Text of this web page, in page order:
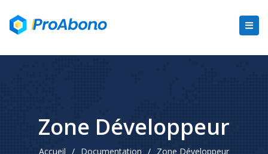
Zone Développeur
Accueil / Documentation / Zone Développeur